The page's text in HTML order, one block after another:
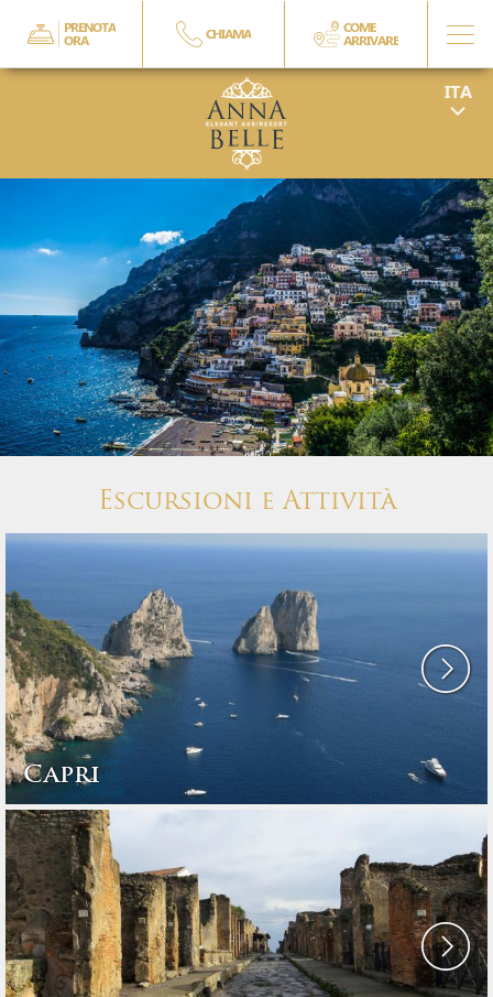
FRA
Escursioni e Attività
Capri
PRENOTA
ORA
CHIAMA
COME
ARRIVARE